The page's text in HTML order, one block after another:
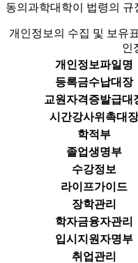
동의과학대학이 법령의
개인정보의 수집 및 보유
인
개인정보파일명
등록금수납대장
교원자격증발급대
시간강사위촉대장
학적부
졸업생명부
수강정보
라이프가이드
장학관리
학자금융자관리
입시지원자명부
취업관리